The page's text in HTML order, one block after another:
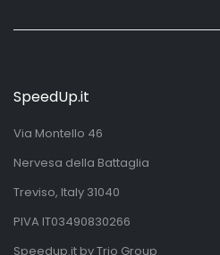
SpeedUp.it
Via Montello 46
Nervesa della Battaglia
Treviso, Italy 31040
PIVA IT03490830266
Speedup.it by Trio Group